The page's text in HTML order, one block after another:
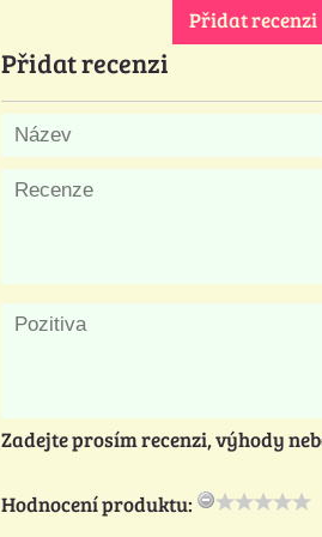
Přidat recenzi
Přidat recenzi
Zadejte prosím recenzi, výhody
Hodnocení produktu: